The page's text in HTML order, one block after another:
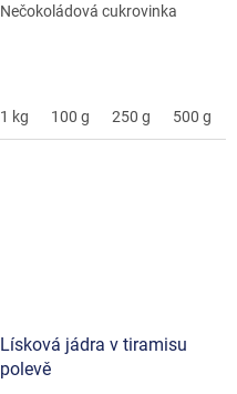
Nečokoládová cukrovinka
1 kg 100 g 250 g 500 g
Lísková jádra v tiramisu
polevě